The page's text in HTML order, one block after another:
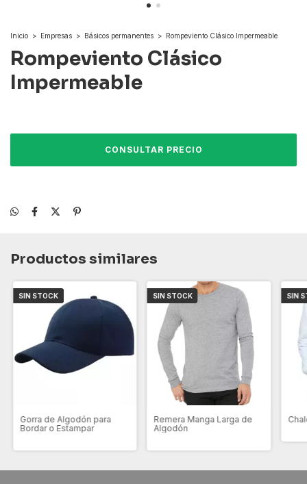
Inicio > Empresas > Básicos permanentes > Rompeviento Clásico Impermeable
Rompeviento Clásico
Impermeable
Productos similares
SIN STOCK
Gorra de Algodón para
Bordar o Estampar
SIN STOCK
Remera Manga Larga de
Algodón
SIN